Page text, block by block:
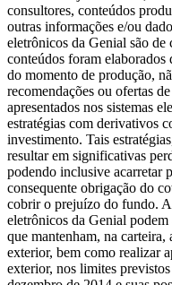
consultores, conteúdos
outras informações e/ou
eletrônicos da Genial são
conteúdos foram
do momento de produção,
recomendações ou ofertas
apresentados nos sistemas
estratégias com derivativos
investimento. Tais
resultar em significativas
podendo inclusive acarretar
consequente obrigação do
cobrir o prejuízo do fundo.
eletrônicos da Genial
que mantenham, na
exterior, bem como realizar
exterior, nos limites